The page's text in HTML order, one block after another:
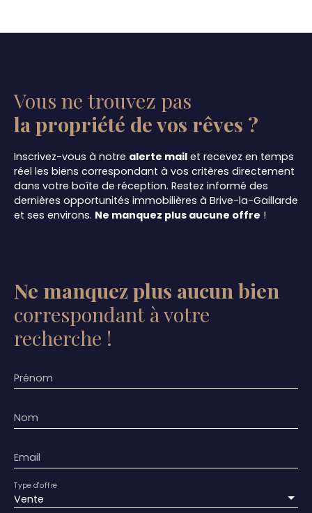
Vous ne trouvez pas
la propriété de vos rêves ?
Inscrivez-vous à notre alerte mail et recevez en temps
réel les biens correspondant à vos critères directement
dans votre boîte de réception. Restez informé des
dernières opportunités immobilières à Brive-la-Gaillarde
et ses environs. Ne manquez plus aucune offre !
Ne manquez plus aucun bien
correspondant à votre
recherche !
Prénom
Nom
Email
Vente
Type d'offre